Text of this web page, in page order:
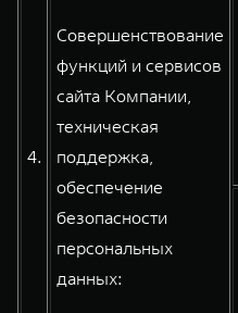
4.
Совершенствование
функций и сервисов
сайта Компании,
техническая
поддержка,
обеспечение
безопасности
персональных
данных: